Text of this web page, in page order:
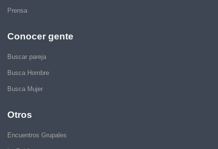
Prensa
Conocer gente
Buscar pareja
Busca Hombre
Busca Mujer
Otros
Encuentros Grupales